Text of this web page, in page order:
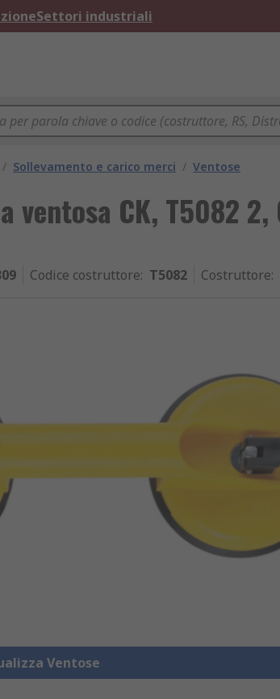
Settori industriali
/ Sollevamento e carico merci / Ventose
ventosa CK, T5082 2,
Codice costruttore: T5082 Costruttore:
Ventose